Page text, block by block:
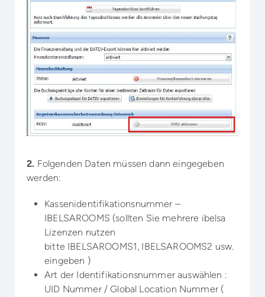
2. Folgenden Daten müssen dann eingegeben
werden:
Kassenidentifikationsnummer –
IBELSAROOMS (sollten Sie mehrere ibelsa
Lizenzen nutzen
bitte IBELSAROOMS1, IBELSAROOMS2 usw.
eingeben )
Art der Identifikationsnummer auswählen :
UID Nummer / Global Location Nummer (